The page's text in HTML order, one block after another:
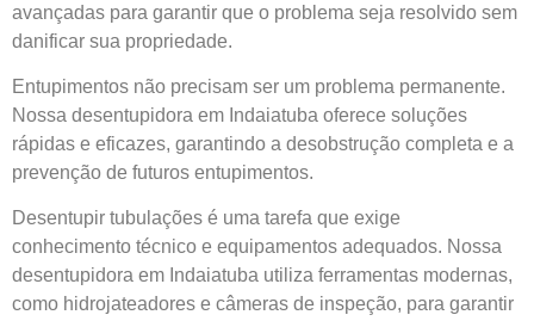
avançadas para garantir que o problema seja resolvido sem
danificar sua propriedade.
Entupimentos não precisam ser um problema permanente.
Nossa desentupidora em Indaiatuba oferece soluções
rápidas e eficazes, garantindo a desobstrução completa e a
prevenção de futuros entupimentos.
Desentupir tubulações é uma tarefa que exige
conhecimento técnico e equipamentos adequados. Nossa
desentupidora em Indaiatuba utiliza ferramentas modernas,
como hidrojateadores e câmeras de inspeção, para garantir